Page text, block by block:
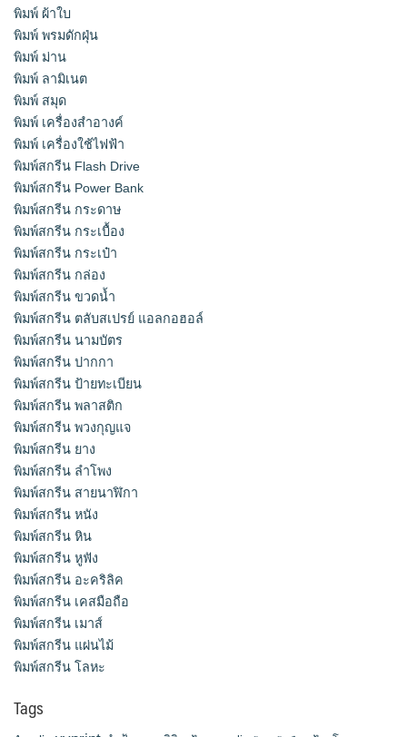
พิมพ์ ผ้าใบ
พิมพ์ พรมดักฝุ่น
พิมพ์ ม่าน
พิมพ์ ลามิเนต
พิมพ์ สมุด
พิมพ์ เครื่องสําอางค์
พิมพ์ เครื่องใช้ไฟฟ้า
พิมพ์สกรีน Flash Drive
พิมพ์สกรีน Power Bank
พิมพ์สกรีน กระดาษ
พิมพ์สกรีน กระเบื้อง
พิมพ์สกรีน กระเป๋า
พิมพ์สกรีน กล่อง
พิมพ์สกรีน ขวดน้ำ
พิมพ์สกรีน ตลับสเปรย์ แอลกอฮอล์
พิมพ์สกรีน นามบัตร
พิมพ์สกรีน ปากกา
พิมพ์สกรีน ป้ายทะเบียน
พิมพ์สกรีน พลาสติก
พิมพ์สกรีน พวงกุญแจ
พิมพ์สกรีน ยาง
พิมพ์สกรีน ลำโพง
พิมพ์สกรีน สายนาฬิกา
พิมพ์สกรีน หนัง
พิมพ์สกรีน หิน
พิมพ์สกรีน หูฟัง
พิมพ์สกรีน อะคริลิค
พิมพ์สกรีน เคสมือถือ
พิมพ์สกรีน เมาส์
พิมพ์สกรีน แผ่นไม้
พิมพ์สกรีน โลหะ
Tags